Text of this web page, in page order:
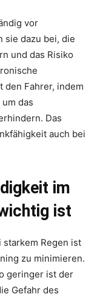
vor
sie dazu bei, die
und das Risiko
den Fahrer, indem
das
Das
auch bei
im
ist
starkem Regen ist
zu minimieren.
geringer ist der
Gefahr des